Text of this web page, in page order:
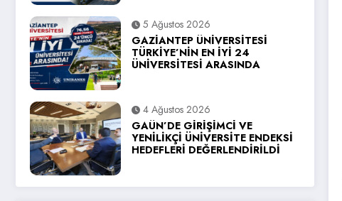
5 Ağustos 2026
GAZİANTEP ÜNİVERSİTESİ
TÜRKİYE’NİN EN İYİ 24
ÜNİVERSİTESİ ARASINDA
4 Ağustos 2026
GAÜN’DE GİRİŞİMCİ VE
YENİLİKÇİ ÜNİVERSİTE ENDEKSİ
HEDEFLERİ DEĞERLENDİRİLDİ